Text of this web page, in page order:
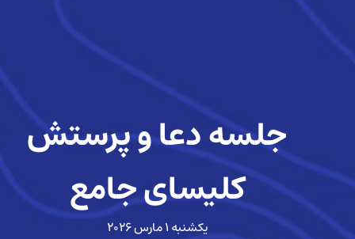
جلسه دعا و پرستش
کلیسای جامع
یکشنبه ۱ مارس ۲۰۲۶